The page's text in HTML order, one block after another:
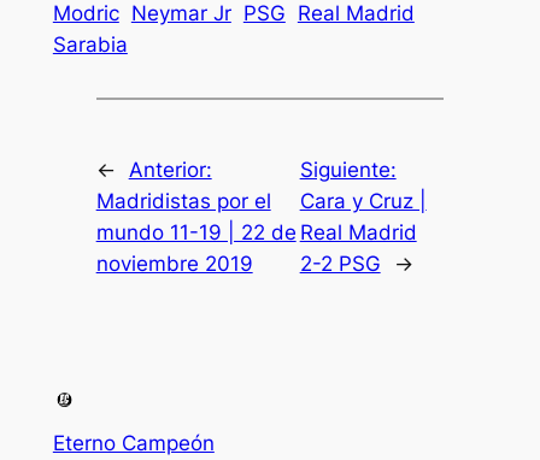
Modric Neymar Jr PSG Real Madrid
Sarabia
←
Anterior:
Madridistas por el
mundo 11-19 | 22 de
noviembre 2019
Siguiente:
Cara y Cruz |
Real Madrid
2-2 PSG
→
Eterno Campeón